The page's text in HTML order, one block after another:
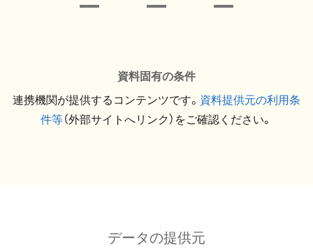
資料固有の条件
連携機関が提供するコンテンツです。 資料提供元の利用条
件等（外部サイトへリンク）をご確認ください。
データの提供元